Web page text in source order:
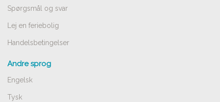
Spørgsmål og svar
Lej en feriebolig
Handelsbetingelser
Andre sprog
Engelsk
Tysk